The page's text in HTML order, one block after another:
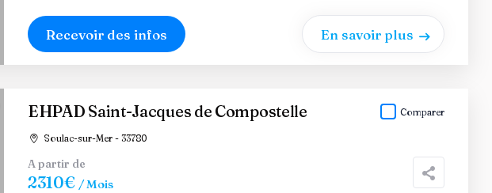
Recevoir des infos En savoir plus
EHPAD Saint-Jacques de Compostelle
Soulac-sur-Mer - 33780
Comparer
A partir de
2310€ / Mois